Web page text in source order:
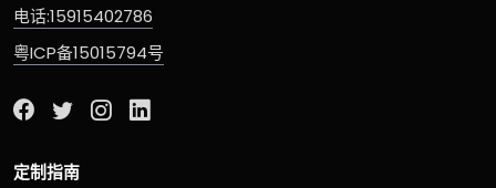
电话:15915402786
粤ICP备15015794号
定制指南